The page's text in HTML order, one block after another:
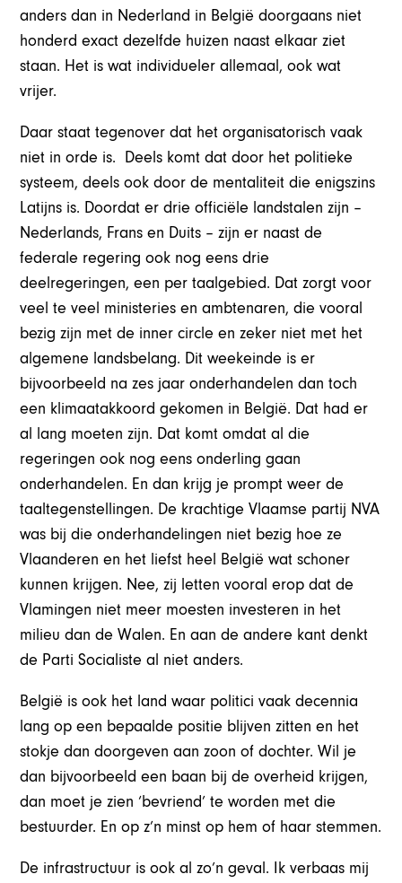
anders dan in Nederland in België doorgaans niet
honderd exact dezelfde huizen naast elkaar ziet
staan. Het is wat individueler allemaal, ook wat
vrijer.
Daar staat tegenover dat het organisatorisch vaak
niet in orde is. Deels komt dat door het politieke
systeem, deels ook door de mentaliteit die enigszins
Latijns is. Doordat er drie officiële landstalen zijn –
Nederlands, Frans en Duits – zijn er naast de
federale regering ook nog eens drie
deelregeringen, een per taalgebied. Dat zorgt voor
veel te veel ministeries en ambtenaren, die vooral
bezig zijn met de inner circle en zeker niet met het
algemene landsbelang. Dit weekeinde is er
bijvoorbeeld na zes jaar onderhandelen dan toch
een klimaatakkoord gekomen in België. Dat had er
al lang moeten zijn. Dat komt omdat al die
regeringen ook nog eens onderling gaan
onderhandelen. En dan krijg je prompt weer de
taaltegenstellingen. De krachtige Vlaamse partij NVA
was bij die onderhandelingen niet bezig hoe ze
Vlaanderen en het liefst heel België wat schoner
kunnen krijgen. Nee, zij letten vooral erop dat de
Vlamingen niet meer moesten investeren in het
milieu dan de Walen. En aan de andere kant denkt
de Parti Socialiste al niet anders.
België is ook het land waar politici vaak decennia
lang op een bepaalde positie blijven zitten en het
stokje dan doorgeven aan zoon of dochter. Wil je
dan bijvoorbeeld een baan bij de overheid krijgen,
dan moet je zien ‘bevriend’ te worden met die
bestuurder. En op z’n minst op hem of haar stemmen.
De infrastructuur is ook al zo’n geval. Ik verbaas mij